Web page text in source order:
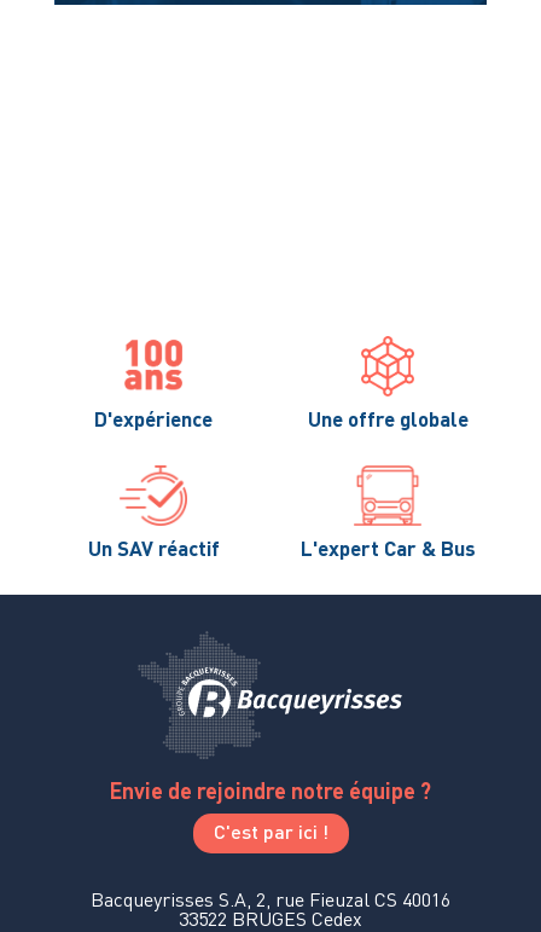
D'expérience Une offre globale
Un SAV réactif L'expert Car & Bus
Envie de rejoindre notre équipe ?
C'est par ici !
Bacqueyrisses S.A, 2, rue Fieuzal CS 40016
33522 BRUGES Cedex